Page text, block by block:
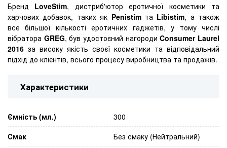
Бренд LoveStim, дистриб'ютор еротичної косметики та
харчових добавок, таких як Penistimта Libistim, а також
все більшої кількості еротичних гаджетів, у тому числі
вібратора GREG, був удостоєний нагородиConsumer Laurel
2016 за високу якість своєї косметики та відповідальний
підхід до клієнтів, всього процесу виробництва та продажів.
Характеристики
Ємність (мл.)
300
Смак
Без смаку (Нейтральний)